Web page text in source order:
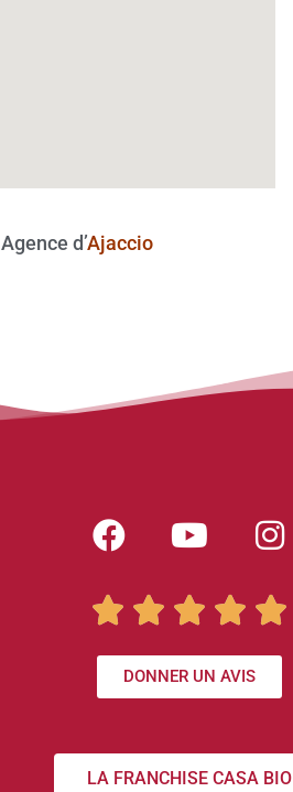
Agence d’Ajaccio
    
DONNER UN AVIS
LA FRANCHISE CASA BIO